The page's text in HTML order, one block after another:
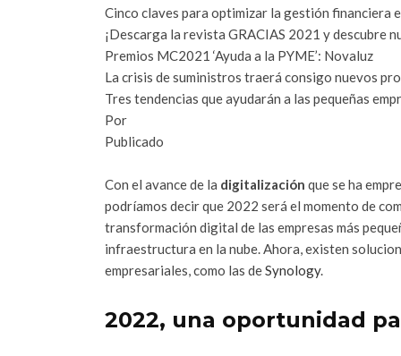
Cinco claves para optimizar la gestión financiera
¡Descarga la revista GRACIAS 2021 y descubre
Premios MC2021 ‘Ayuda a la PYME’: Novaluz
La crisis de suministros traerá consigo nuevos
Tres tendencias que ayudarán a las pequeñas
Por
Publicado
Con el avance de la digitalización que se ha
podríamos decir que 2022 será el momento de
transformación digital de las empresas más
infraestructura en la nube. Ahora, existen
empresariales, como las deSynology.
2022, una oportunidad